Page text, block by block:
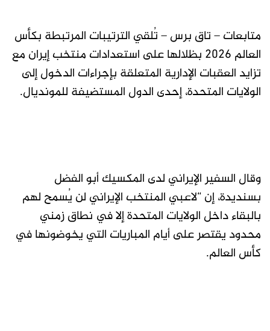
متابعات – تاق برس – تُلقي الترتيبات المرتبطة بكأس
العالم 2026 بظلالها على استعدادات منتخب إيران مع
تزايد العقبات الإدارية المتعلقة بإجراءات الدخول إلى
الولايات المتحدة، إحدى الدول المستضيفة للمونديال.
وقال السفير الإيراني لدى المكسيك أبو الفضل
بسنديدة، إن “لاعبي المنتخب الإيراني لن يُسمح لهم
بالبقاء داخل الولايات المتحدة إلا في نطاق زمني
محدود يقتصر على أيام المباريات التي يخوضونها في
كأس العالم.